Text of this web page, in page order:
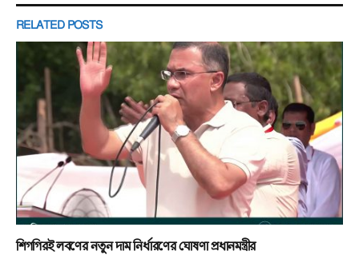
RELATED POSTS
শিগগিরই লবণের নতুন দাম নির্ধারণের ঘোষণা প্রধানমন্ত্রীর